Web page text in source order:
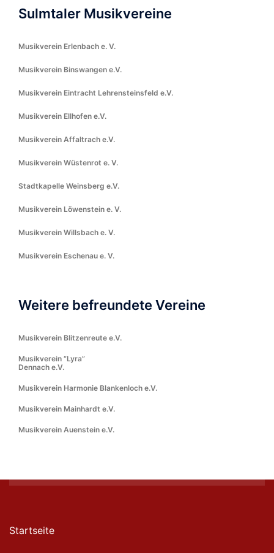
Sulmtaler Musikvereine
Musikverein Erlenbach e. V.
Musikverein Binswangen e.V.
Musikverein Eintracht Lehrensteinsfeld e.V.
Musikverein Ellhofen e.V.
Musikverein Affaltrach e.V.
Musikverein Wüstenrot e. V.
Stadtkapelle Weinsberg e.V.
Musikverein Löwenstein e. V.
Musikverein Willsbach e. V.
Musikverein Eschenau e. V.
Weitere befreundete Vereine
Musikverein Blitzenreute e.V.
Musikverein “Lyra”
Dennach e.V.
Musikverein Harmonie Blankenloch e.V.
Musikverein Mainhardt e.V.
Musikverein Auenstein e.V.
Startseite